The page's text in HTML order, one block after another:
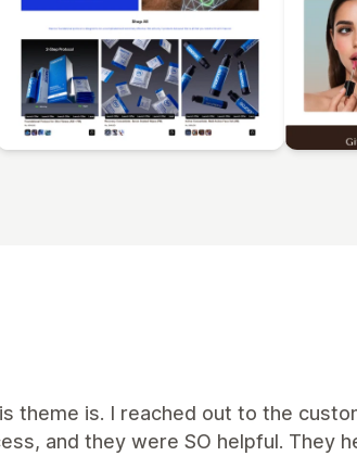
theme is. I reached out to the
and they were SO helpful. They